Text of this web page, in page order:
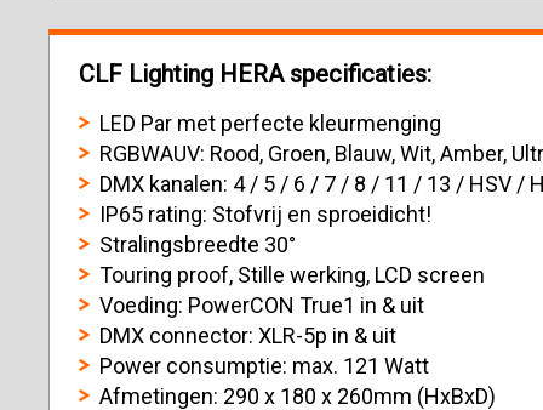
CLF Lighting HERA specificaties:
LED Par met perfecte kleurmenging
RGBWAUV: Rood, Groen, Blauw, Wit, Amber,
DMX kanalen: 4 / 5 / 6 / 7 / 8 / 11 / 13 / HSV /
IP65 rating: Stofvrij en sproeidicht!
Stralingsbreedte 30°
Touring proof, Stille werking, LCD screen
Voeding: PowerCON True1 in & uit
DMX connector: XLR-5p in & uit
Power consumptie: max. 121 Watt
Afmetingen: 290 x 180 x 260mm (HxBxD)